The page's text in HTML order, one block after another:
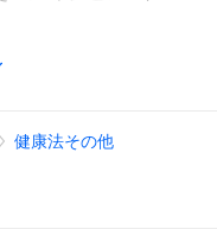
なく不調」を解消する
情報です。
健康法その他